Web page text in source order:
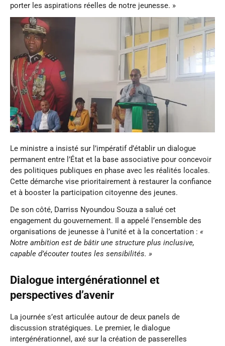
porter les aspirations réelles de notre jeunesse. »
Le ministre a insisté sur l’impératif d’établir un dialogue
permanent entre l’État et la base associative pour concevoir
des politiques publiques en phase avec les réalités locales.
Cette démarche vise prioritairement à restaurer la confiance
et à booster la participation citoyenne des jeunes.
De son côté, Darriss Nyoundou Souza a salué cet
engagement du gouvernement. Il a appelé l’ensemble des
organisations de jeunesse à l’unité et à la concertation : «
Notre ambition est de bâtir une structure plus inclusive,
capable d’écouter toutes les sensibilités. »
Dialogue intergénérationnel et
perspectives d’avenir
La journée s’est articulée autour de deux panels de
discussion stratégiques. Le premier, le dialogue
intergénérationnel, axé sur la création de passerelles